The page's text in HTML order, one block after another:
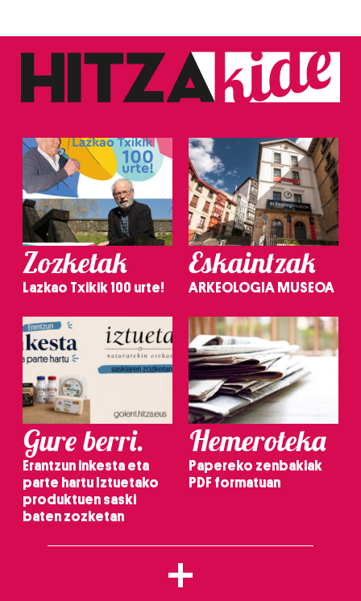
Zozketak
Lazkao Txikik 100 urte!
Eskaintzak
ARKEOLOGIA MUSEOA
Gure berri.
Erantzun inkesta eta
parte hartu Iztuetako
produktuen saski
baten zozketan
Hemeroteka
Papereko zenbakiak
PDF formatuan
+